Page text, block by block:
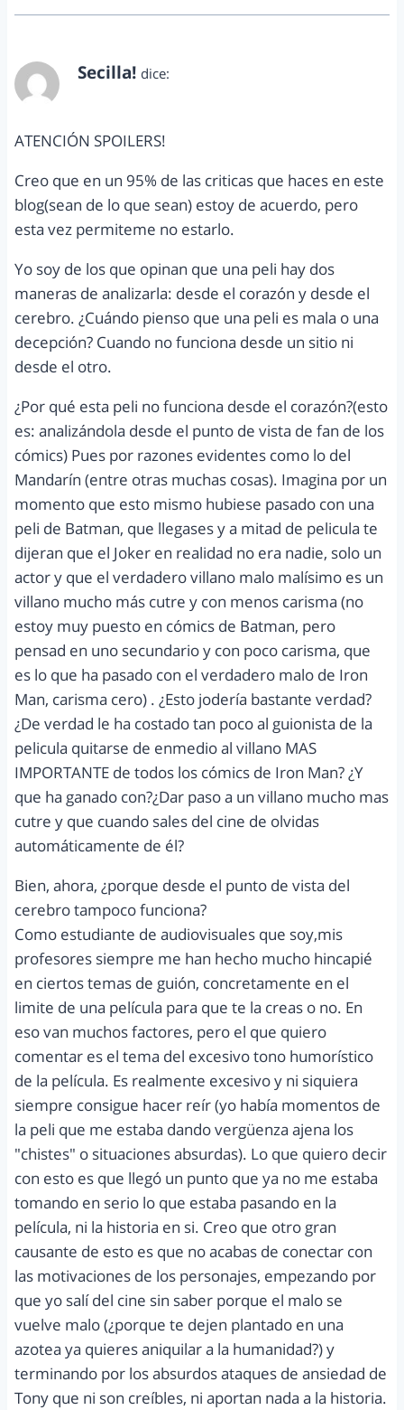
Secilla! dice:
ATENCIÓN SPOILERS!
Creo que en un 95% de las criticas que haces en este
blog(sean de lo que sean) estoy de acuerdo, pero
esta vez permiteme no estarlo.
Yo soy de los que opinan que una peli hay dos
maneras de analizarla: desde el corazón y desde el
cerebro. ¿Cuándo pienso que una peli es mala o una
decepción? Cuando no funciona desde un sitio ni
desde el otro.
¿Por qué esta peli no funciona desde el corazón?(esto
es: analizándola desde el punto de vista de fan de los
cómics) Pues por razones evidentes como lo del
Mandarín (entre otras muchas cosas). Imagina por un
momento que esto mismo hubiese pasado con una
peli de Batman, que llegases y a mitad de pelicula te
dijeran que el Joker en realidad no era nadie, solo un
actor y que el verdadero villano malo malísimo es un
villano mucho más cutre y con menos carisma (no
estoy muy puesto en cómics de Batman, pero
pensad en uno secundario y con poco carisma, que
es lo que ha pasado con el verdadero malo de Iron
Man, carisma cero) . ¿Esto jodería bastante verdad?
¿De verdad le ha costado tan poco al guionista de la
pelicula quitarse de enmedio al villano MAS
IMPORTANTE de todos los cómics de Iron Man? ¿Y
que ha ganado con?¿Dar paso a un villano mucho mas
cutre y que cuando sales del cine de olvidas
automáticamente de él?
Bien, ahora, ¿porque desde el punto de vista del
cerebro tampoco funciona?
Como estudiante de audiovisuales que soy,mis
profesores siempre me han hecho mucho hincapié
en ciertos temas de guión, concretamente en el
limite de una película para que te la creas o no. En
eso van muchos factores, pero el que quiero
comentar es el tema del excesivo tono humorístico
de la película. Es realmente excesivo y ni siquiera
siempre consigue hacer reír (yo había momentos de
la peli que me estaba dando vergüenza ajena los
"chistes" o situaciones absurdas). Lo que quiero decir
con esto es que llegó un punto que ya no me estaba
tomando en serio lo que estaba pasando en la
película, ni la historia en si. Creo que otro gran
causante de esto es que no acabas de conectar con
las motivaciones de los personajes, empezando por
que yo salí del cine sin saber porque el malo se
vuelve malo (¿porque te dejen plantado en una
azotea ya quieres aniquilar a la humanidad?) y
terminando por los absurdos ataques de ansiedad de
Tony que ni son creíbles, ni aportan nada a la historia.